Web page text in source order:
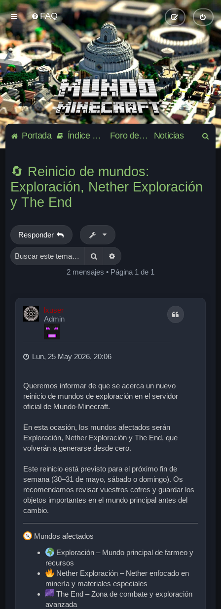
FAQ
Portada Índice general Foro de la Comunidad Mundo-Minecraft Noticias
B
🔄 Reinicio de mundos:
Exploración, Nether Exploración
y The End
Responder
BuscarBúsqueda avanzada
2 mensajes • Página 1 de 1
lxuser
Admin
Citar
Lun, 25 May 2026, 20:06
Queremos informar de que se acerca un nuevo
reinicio de mundos de exploración en el servidor
oficial de Mundo-Minecraft.
En esta ocasión, los mundos afectados serán
Exploración, Nether Exploración yThe End, que
volverán a generarse desde cero.
Este reinicioestá previsto para el próximo fin de
semana (30–31 de mayo, sábado o domingo). Os
recomendamos revisar vuestros cofres y guardar los
objetos importantes en el mundo principal antes del
cambio.
Mundos afectados
Exploración – Mundo principal de farmeo y
recursos
Nether Exploración – Nether enfocado en
minería y materiales especiales
The End – Zona de combate y exploración
avanzada